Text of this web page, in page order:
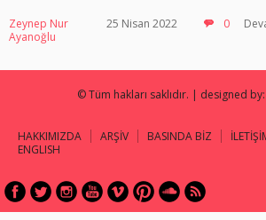
Zeynep Nur
Ayanoğlu
25 Nisan 2022 0
© Tüm hakları saklıdır. | designed by:
HAKKIMIZDA ARŞİV BASINDA BİZ
ENGLISH